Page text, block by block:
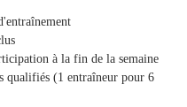
à la fin de la semaine
qualifiés (1 entraîneur pour 6